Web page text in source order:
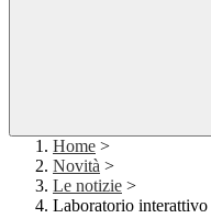
Home >
Novità >
Le notizie >
Laboratorio